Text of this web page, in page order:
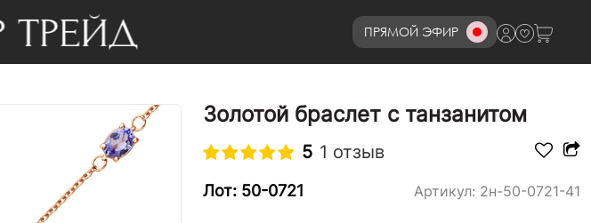
ПРЯМОЙ ЭФИР8 (800)777-72-69
Золотой браслет с танзанитом
5 1 отзыв
Лот: 50-0721 Артикул: 2н-50-0721-41